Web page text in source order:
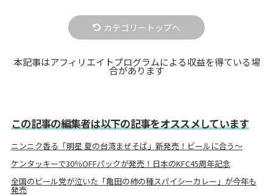
カテゴリートップへ
本記事はアフィリエイトプログラムによる収益を得ている場
合があります
この記事の編集者は以下の記事をオススメしています
ニンニク香る「明星 夏の台湾まぜそば」新発売！ビールに合う～
ケンタッキーで30％OFFパックが発売！日本のKFC45周年記念
全国のビール党が泣いた「亀田の柿の種スパイシーカレー」が今年も
発売